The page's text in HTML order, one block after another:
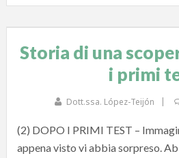
Storia di una
i primi
Dott.ssa. López-Teijón
(2) DOPO I PRIMI TEST –
appena visto vi abbia sorpreso.